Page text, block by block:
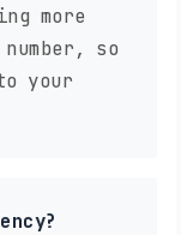
more
so
your